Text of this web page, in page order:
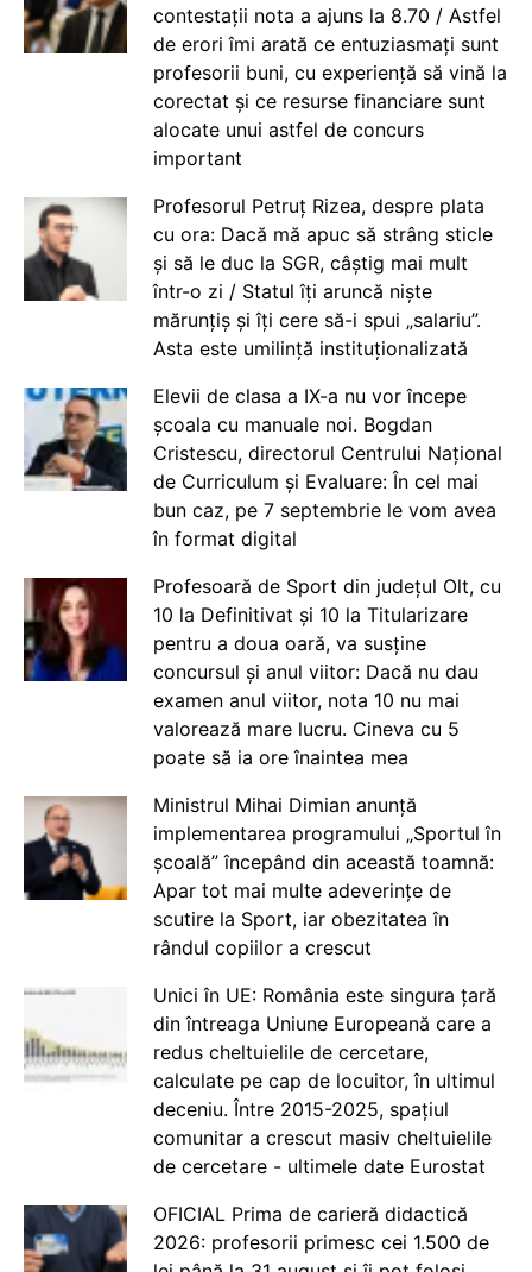
contestații nota a ajuns la 8.70 / Astfel
de erori îmi arată ce entuziasmați sunt
profesorii buni, cu experiență să vină la
corectat și ce resurse financiare sunt
alocate unui astfel de concurs
important
Profesorul Petruț Rizea, despre plata
cu ora: Dacă mă apuc să strâng sticle
și să le duc la SGR, câștig mai mult
într-o zi / Statul îți aruncă niște
mărunțiș și îți cere să-i spui „salariu”.
Asta este umilință instituționalizată
Elevii de clasa a IX-a nu vor începe
școala cu manuale noi. Bogdan
Cristescu, directorul Centrului Național
de Curriculum și Evaluare: În cel mai
bun caz, pe 7 septembrie le vom avea
în format digital
Profesoară de Sport din județul Olt, cu
10 la Definitivat și 10 la Titularizare
pentru a doua oară, va susține
concursul și anul viitor: Dacă nu dau
examen anul viitor, nota 10 nu mai
valorează mare lucru. Cineva cu 5
poate să ia ore înaintea mea
Ministrul Mihai Dimian anunță
implementarea programului „Sportul în
școală” începând din această toamnă:
Apar tot mai multe adeverințe de
scutire la Sport, iar obezitatea în
rândul copiilor a crescut
Unici în UE: România este singura țară
din întreaga Uniune Europeană care a
redus cheltuielile de cercetare,
calculate pe cap de locuitor, în ultimul
deceniu. Între 2015-2025, spațiul
comunitar a crescut masiv cheltuielile
de cercetare - ultimele date Eurostat
OFICIAL Prima de carieră didactică
2026: profesorii primesc cei 1.500 de